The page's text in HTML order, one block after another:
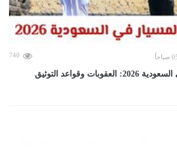
740
ضوابط زواج المسيار في السعودية 2026: العقوبات وقواعد التوثيق